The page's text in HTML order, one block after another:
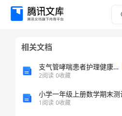
以
相关文档
支气管哮喘患者护理健康教育论文
2阅读 0收藏
1阅读 0收藏